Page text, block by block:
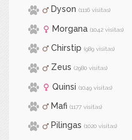
Dyson (1116 visitas)
Morgana (1042 visitas)
Chirstip (989 visitas)
Zeus (2980 visitas)
Quinsi (1049 visitas)
Mafi (1177 visitas)
Pilingas (1020 visitas)